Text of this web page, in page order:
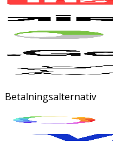
Betalningsalternativ